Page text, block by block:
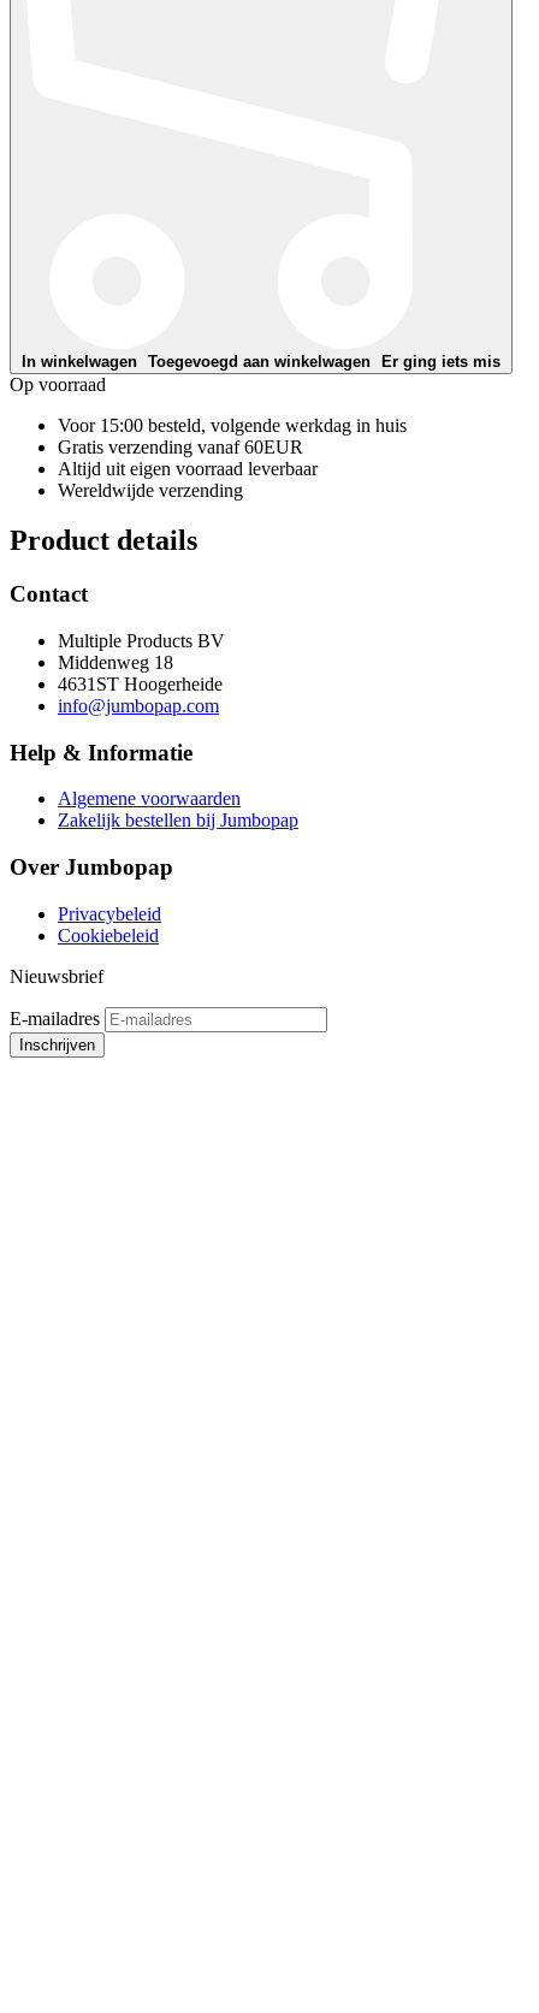
In winkelwagen Toegevoegd aan winkelwagen Er ging iets mis
Op voorraad
Voor 15:00 besteld, volgende werkdag in huis
Gratis verzending vanaf 60EUR
Altijd uit eigen voorraad leverbaar
Wereldwijde verzending
Product details
Contact
Multiple Products BV
Middenweg 18
4631ST Hoogerheide
info@jumbopap.com
Help & Informatie
Algemene voorwaarden
Zakelijk bestellen bij Jumbopap
Over Jumbopap
Privacybeleid
Cookiebeleid
Nieuwsbrief
E-mailadres
Inschrijven